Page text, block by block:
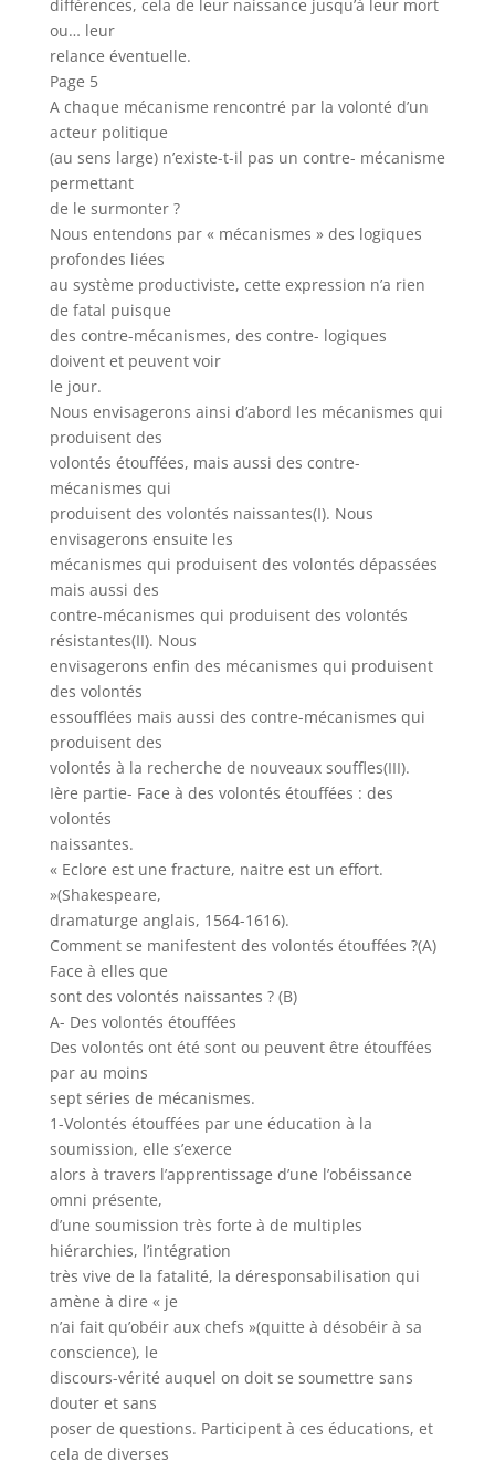
différences, cela de leur naissance jusqu’à leur mort
ou… leur
relance éventuelle.
Page 5
A chaque mécanisme rencontré par la volonté d’un
acteur politique
(au sens large) n’existe-t-il pas un contre- mécanisme
permettant
de le surmonter ?
Nous entendons par « mécanismes » des logiques
profondes liées
au système productiviste, cette expression n’a rien
de fatal puisque
des contre-mécanismes, des contre- logiques
doivent et peuvent voir
le jour.
Nous envisagerons ainsi d’abord les mécanismes qui
produisent des
volontés étouffées, mais aussi des contre-
mécanismes qui
produisent des volontés naissantes(I). Nous
envisagerons ensuite les
mécanismes qui produisent des volontés dépassées
mais aussi des
contre-mécanismes qui produisent des volontés
résistantes(II). Nous
envisagerons enfin des mécanismes qui produisent
des volontés
essoufflées mais aussi des contre-mécanismes qui
produisent des
volontés à la recherche de nouveaux souffles(III).
Ière partie- Face à des volontés étouffées : des
volontés
naissantes.
« Eclore est une fracture, naitre est un effort.
»(Shakespeare,
dramaturge anglais, 1564-1616).
Comment se manifestent des volontés étouffées ?(A)
Face à elles que
sont des volontés naissantes ? (B)
A- Des volontés étouffées
Des volontés ont été sont ou peuvent être étouffées
par au moins
sept séries de mécanismes.
1-Volontés étouffées par une éducation à la
soumission, elle s’exerce
alors à travers l’apprentissage d’une l’obéissance
omni présente,
d’une soumission très forte à de multiples
hiérarchies, l’intégration
très vive de la fatalité, la déresponsabilisation qui
amène à dire « je
n’ai fait qu’obéir aux chefs »(quitte à désobéir à sa
conscience), le
discours-vérité auquel on doit se soumettre sans
douter et sans
poser de questions. Participent à ces éducations, et
cela de diverses